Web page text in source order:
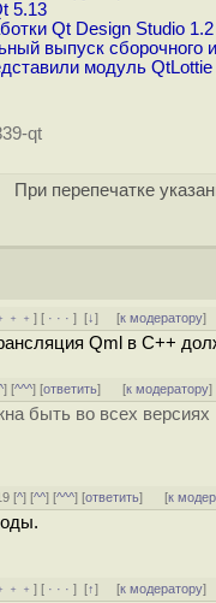
5.13
Qt Design Studio 1.2
выпуск сборочного
модуль
qt
При перепечатке
] [ · · ·][↓] [к модератору]
Qml в C++
] [^^^] [ответить] [к модератору]
быть во всех версиях
[^] [^^] [^^^] [ответить] [к
] [ · · ·][↑] [к модератору]